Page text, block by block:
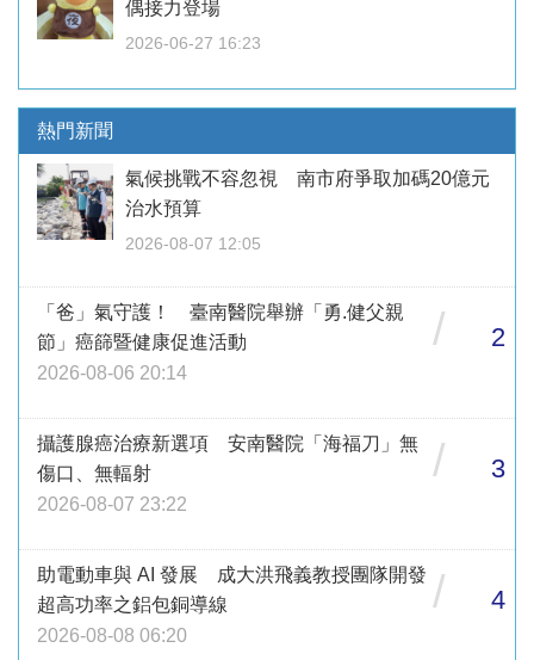
偶接力登場
2026-06-27 16:23
熱門新聞
氣候挑戰不容忽視 南市府爭取加碼20億元
治水預算
2026-08-07 12:05
「爸」氣守護！ 臺南醫院舉辦「勇.健父親
節」癌篩暨健康促進活動
2026-08-06 20:14
/ 2
攝護腺癌治療新選項 安南醫院「海福刀」無
傷口、無輻射
2026-08-07 23:22
/ 3
助電動車與 AI 發展 成大洪飛義教授團隊開發
超高功率之鋁包銅導線
2026-08-08 06:20
/ 4